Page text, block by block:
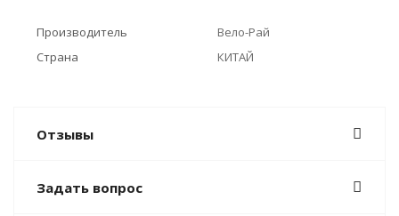
Производитель
Вело-Рай
Страна
КИТАЙ
Отзывы
Задать вопрос